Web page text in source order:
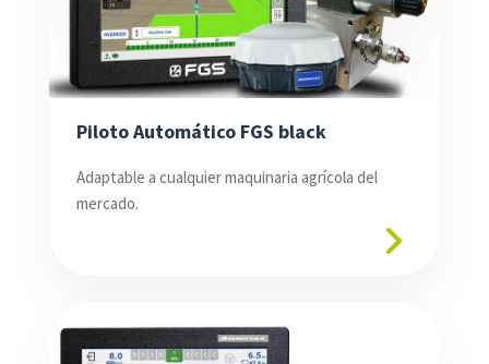
Piloto Automático FGS black
Adaptable a cualquier maquinaria agrícola del
mercado.